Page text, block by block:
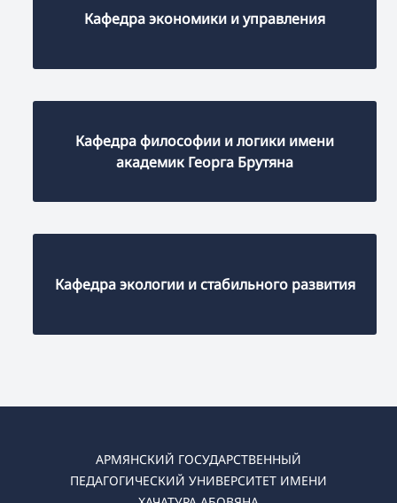
Кафедра экономики и управления
Кафедра философии и логики имени
академик Георга Брутяна
Кафедра экологии и стабильного развития
АРМЯНСКИЙ ГОСУДАРСТВЕННЫЙ
ПЕДАГОГИЧЕСКИЙ УНИВЕРСИТЕТ ИМЕНИ